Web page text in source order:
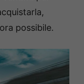
possibile.